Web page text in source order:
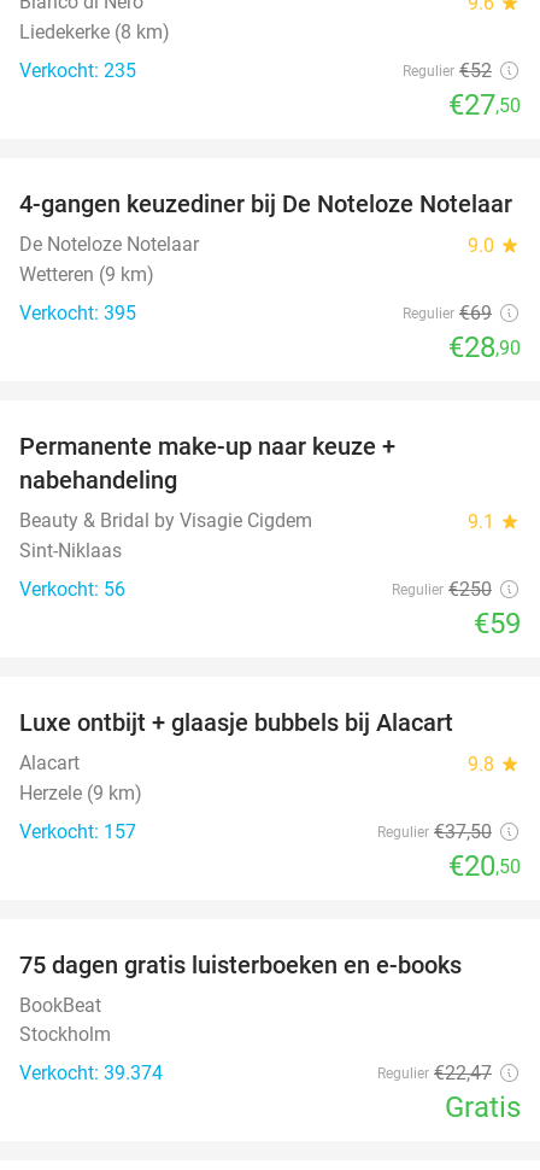
Liedekerke (8 km)
Verkocht: 235
Regulier €52
€27,50
58%
4-gangen keuzediner bij De Noteloze Notelaar
De Noteloze Notelaar 9.0 star
Wetteren (9 km)
Verkocht: 395
Regulier €69
€28,90
Permanente make-up naar keuze +
nabehandeling
Beauty & Bridal by Visagie Cigdem 9.1 star
Sint-Niklaas
Verkocht: 56
Regulier €250
€59
Luxe ontbijt + glaasje bubbels bij Alacart
Alacart 9.8 star
Herzele (9 km)
Verkocht: 157
Regulier €37,50
€20,50
75 dagen gratis luisterboeken en e-books
BookBeat
Stockholm
Verkocht: 39.374
Regulier €22,47
Gratis